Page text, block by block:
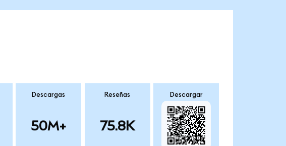
Descargas
50M+
Reseñas
75.8K
Descargar